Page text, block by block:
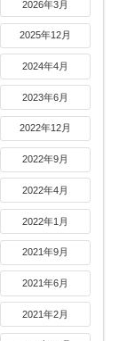
2026年3月
2025年12月
2024年4月
2023年6月
2022年12月
2022年9月
2022年4月
2022年1月
2021年9月
2021年6月
2021年2月